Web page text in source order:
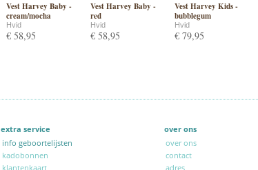
Vest Harvey Baby -
cream/mocha
Hvid
€ 58,95
Vest Harvey Baby -
red
Hvid
€ 58,95
Vest Harvey Kids -
bubblegum
Hvid
€ 79,95
extra service
over ons
info geboortelijsten
kadobonnen
klantenkaart
over ons
contact
adres